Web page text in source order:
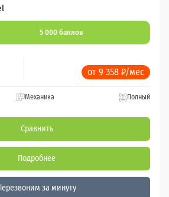
5 000 баллов
от 9 358 ₽/мес
Механика Полный
Сравнить
Подробнее
за минуту